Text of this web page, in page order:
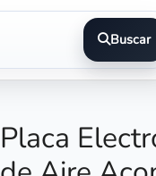
Buscar
Placa